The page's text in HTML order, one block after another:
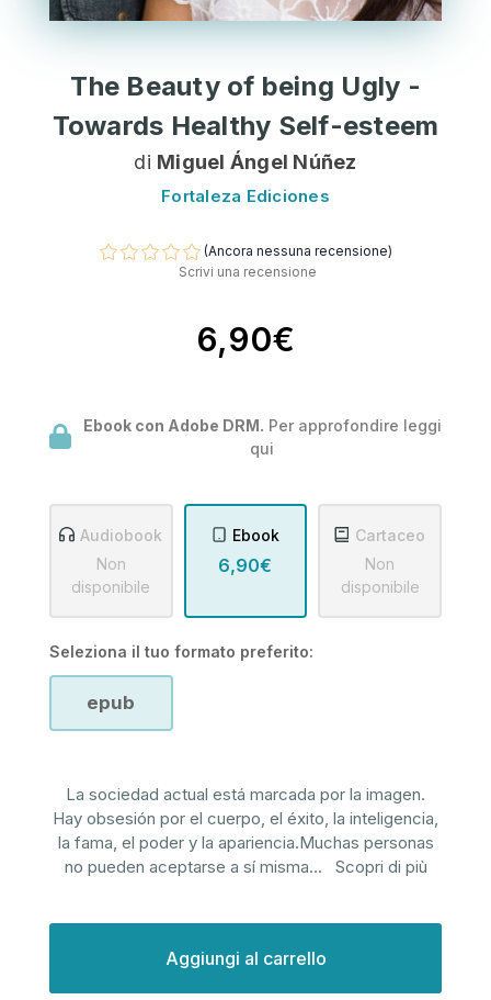
The Beauty of being Ugly -
Towards Healthy Self-esteem
di Miguel Ángel Núñez
Fortaleza Ediciones
(Ancora nessuna recensione)
Scrivi una recensione
6,90€
Ebook con Adobe DRM. Per approfondire leggi
qui
Audiobook
Non
disponibile
Ebook
6,90€
Cartaceo
Non
disponibile
Seleziona il tuo formato preferito:
epub
La sociedad actual está marcada por la imagen.
Hay obsesión por el cuerpo, el éxito, la inteligencia,
la fama, el poder y la apariencia.Muchas personas
no pueden aceptarse a sí misma... Scopri di più